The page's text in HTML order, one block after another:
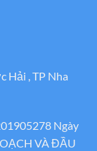
Hải , TP Nha
Ngày
VÀ ĐẦU